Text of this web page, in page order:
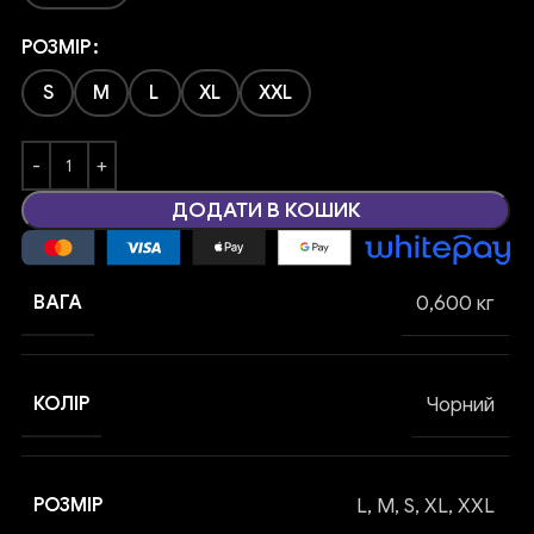
РОЗМІР
S
M L XL XXL
ДОДАТИ В КОШИК
ВАГА 0,600 кг
КОЛІР Чорний
РОЗМІР L, M,S,XL,XXL